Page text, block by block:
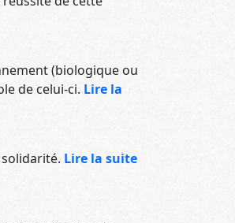
(biologique ou
de celui-ci. Lire la
Lire la suite